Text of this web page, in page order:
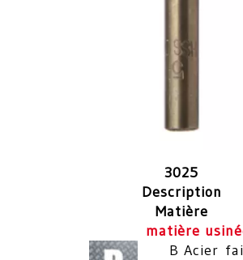
3025
Description
Matière
matière
B Acier